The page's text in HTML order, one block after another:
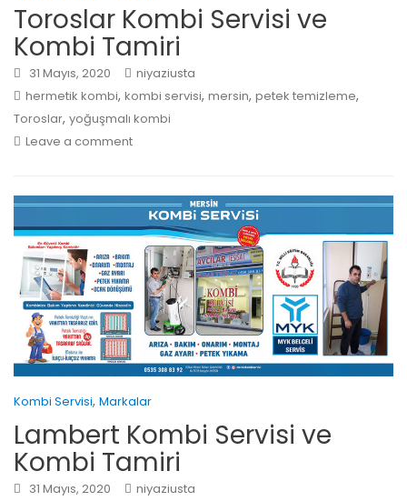
Toroslar Kombi Servisi ve
Kombi Tamiri
31 Mayıs, 2020
niyaziusta
hermetik kombi, kombi servisi, mersin, petek temizleme,
Toroslar, yoğuşmalı kombi
Leave a comment
Kombi Servisi, Markalar
Lambert Kombi Servisi ve
Kombi Tamiri
31 Mayıs, 2020
niyaziusta